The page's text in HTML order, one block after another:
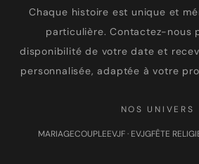
Chaque histoire est unique et
particulière. Contactez-nous
disponibilité de votre date et
personnalisée, adaptée à votre
NOS UNIVERS
MARIAGECOUPLEEVJF · EVJGFÊTE